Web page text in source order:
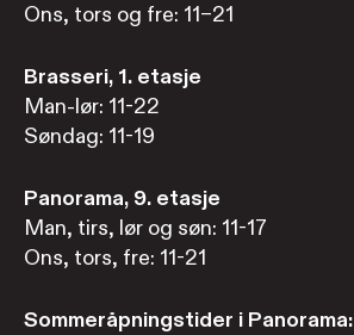
Ons, tors og fre: 11–21
Brasseri, 1. etasje
Man-lør: 11-22
Søndag: 11-19
Panorama, 9. etasje
Man, tirs, lør og søn: 11-17
Ons, tors, fre: 11-21
Sommeråpningstider i Panorama: